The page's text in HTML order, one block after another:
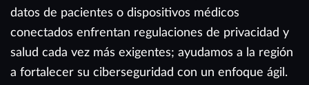
datos de pacientes o dispositivos médicos
conectados enfrentan regulaciones de privacidad y
salud cada vez más exigentes; ayudamos a la región
a fortalecer su ciberseguridad con un enfoque ágil.